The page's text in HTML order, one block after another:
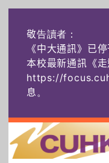
敬告讀者：
《中大通訊》已
本校最新通訊《走
https://
息。